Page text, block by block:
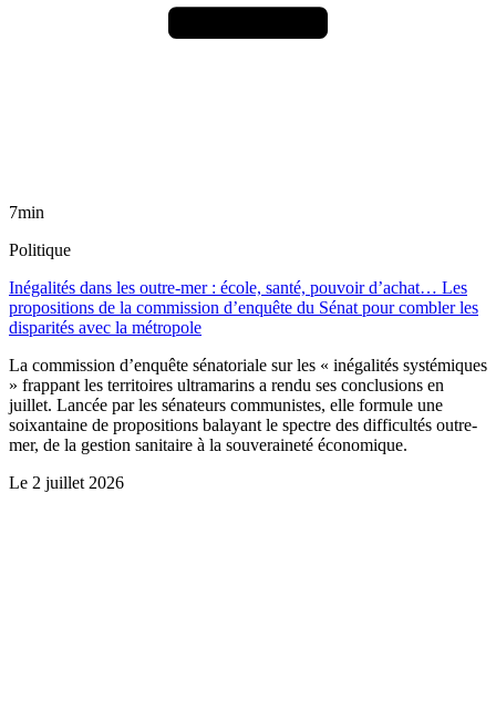
7min
Politique
Inégalités dans les outre-mer : école, santé, pouvoir d’achat… Les
propositions de la commission d’enquête du Sénat pour combler les
disparités avec la métropole
La commission d’enquête sénatoriale sur les « inégalités systémiques
» frappant les territoires ultramarins a rendu ses conclusions en
juillet. Lancée par les sénateurs communistes, elle formule une
soixantaine de propositions balayant le spectre des difficultés outre-
mer, de la gestion sanitaire à la souveraineté économique.
Le 2 juillet 2026